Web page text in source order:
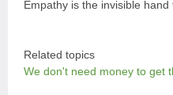
Empathy is the invisible
Related topics
We don't need money to get